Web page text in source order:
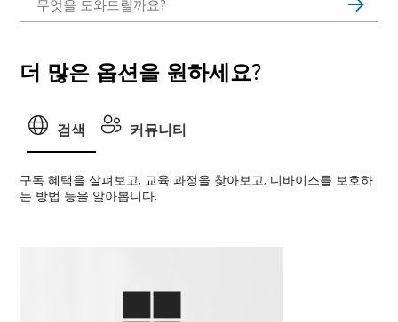
더 많은 옵션을 원하세요?
검색 커뮤니티
구독 혜택을 살펴보고, 교육 과정을 찾아보고, 디바이스를 보호하
는 방법 등을 알아봅니다.